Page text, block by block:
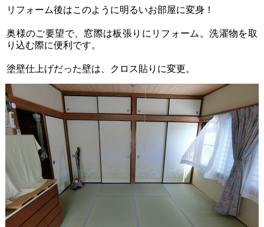
リフォーム後はこのように明るいお部屋に変身！
奥様のご要望で、窓際は板張りにリフォーム。洗濯物を取
り込む際に便利です。
塗壁仕上げだった壁は、クロス貼りに変更。